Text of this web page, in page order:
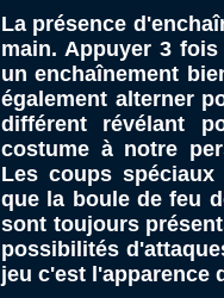
La présence
main. Appuyer 3
un enchaînement
également alterner
différent révélant
costume à notre
Les coups
que la boule de feu
sont toujours
possibilités
jeu c'est l'apparence